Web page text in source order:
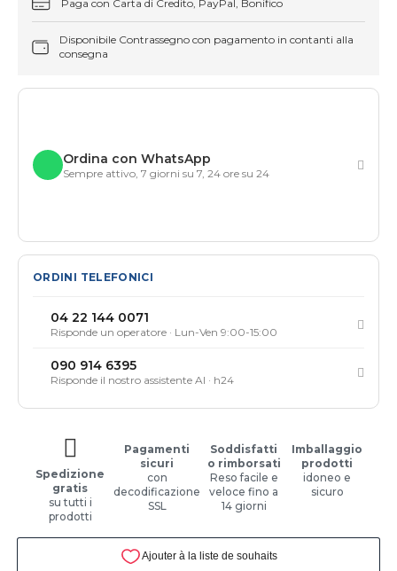
Paga con Carta di Credito, PayPal, Bonifico
Disponibile Contrassegno con pagamento in contanti alla
consegna
Ordina con WhatsApp
Sempre attivo, 7 giorni su 7, 24 ore su 24
ORDINI TELEFONICI
04 22 144 0071
Risponde un operatore · Lun-Ven 9:00-15:00
090 914 6395
Risponde il nostro assistente AI · h24
Spedizione
gratis
su tutti i
prodotti
Pagamenti
sicuri
con
decodificazione
SSL
Soddisfatti
o rimborsati
Reso facile e
veloce fino a
14 giorni
Imballaggio
prodotti
idoneo e
sicuro